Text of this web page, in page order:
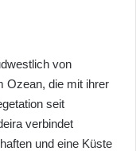
von
Ozean, die mit ihrer
seit
verbindet
und eine Küste